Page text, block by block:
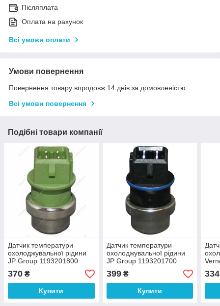
Післяплата
Оплата на рахунок
Всі умови оплати
Умови повернення
Повернення товару впродовж 14 днів за домовленістю
Всі умови повернення
Подібні товари компанії
Датчик температури
охолоджувальної рідини
JP Group 1193201800
370 ₴
Купити
Датчик температури
охолоджувальної рідини
JP Group 1193201700
399₴
Купити
334